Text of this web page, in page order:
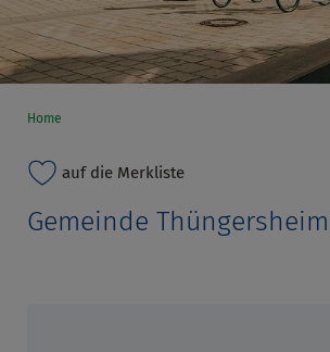
Home
auf die Merkliste
Gemeinde Thüngersheim